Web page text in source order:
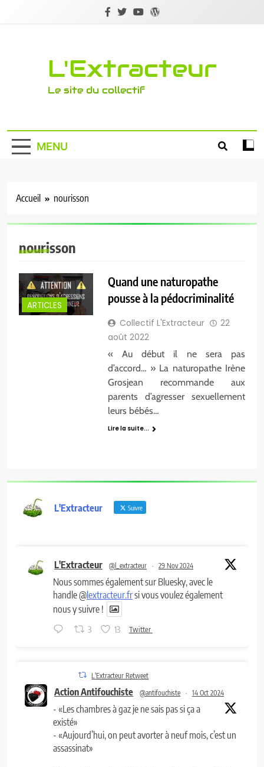
L'Extracteur
Le site du collectif
MENU
Accueil nourisson
nourisson
ARTICLES
Quand une naturopathe
pousse à la pédocriminalité
Collectif L'Extracteur
22
août 2022
« Au début il ne sera pas
d’accord… » La naturopathe Irène
Grosjean recommande aux
parents d’agresser sexuellement
leurs bébés…
Lire la suite...
L'Extracteur Suivre
L'Extracteur @l_extracteur · 29 Nov 2024
Nous sommes également sur Bluesky, avec le
handle @lextracteur.frsi vous voulez également
nous y suivre !
3 13 Twitter
L'Extracteur Retweet
Action Antifouchiste @antifouchiste · 14 Oct 2024
- «Les chambres à gaz je ne sais pas si ça a
existé»
- «Aujourd’hui, on peut avorter à neuf mois, c’est un
assassinat»